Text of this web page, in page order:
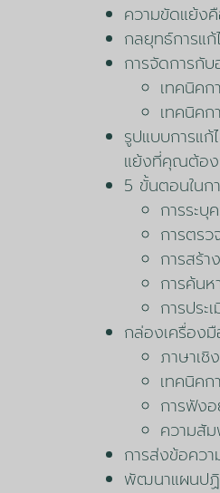
ความขัดแย้งคื
กลยุทธ์การแ
การจัดการกั
เทคนิคก
เทคนิคก
รูปแบบการแ
แย้งที่คุณต้อง
5 ขั้นตอนใน
การระ
การตร
การสร้า
การค้น
การประ
กล่องเครื่อง
ภาษาเชิ
เทคนิคก
การฟังอ
ความสั
การส่งข้อคว
พัฒนาแผนปฏิ